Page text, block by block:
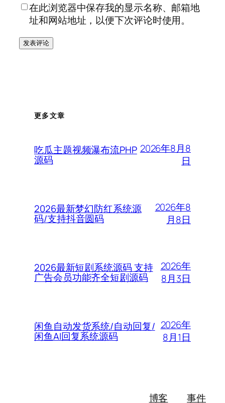
在此浏览器中保存我的显示名称、邮箱地
址和网站地址，以便下次评论时使用。
更多文章
吃瓜主题视频瀑布流PHP
源码
2026年8月8
日
2026最新梦幻防红系统源
码/支持抖音圆码
2026年8
月8日
2026最新短剧系统源码 支持
广告会员功能齐全短剧源码
2026年
8月3日
闲鱼自动发货系统/自动回复/
闲鱼AI回复系统源码
2026年
8月1日
博客 事件